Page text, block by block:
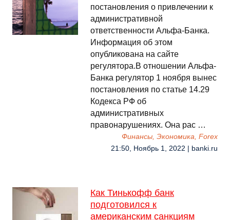
постановления о привлечении к
административной
ответственности Альфа-Банка.
Информация об этом
опубликована на сайте
регулятора.В отношении Альфа-
Банка регулятор 1 ноября вынес
постановления по статье 14.29
Кодекса РФ об
административных
правонарушениях. Она рас …
Финансы, Экономика, Forex
21:50, Ноябрь 1, 2022 | banki.ru
Как Тинькофф банк
подготовился к
американским санкциям